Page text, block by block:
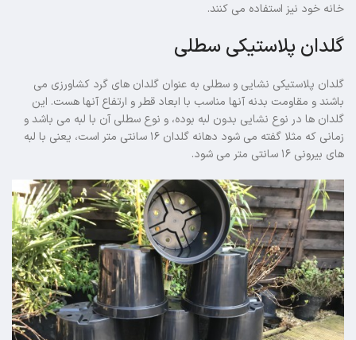
خانه خود نیز استفاده می کنند.
گلدان پلاستیکی سطلی
گلدان پلاستیکی نشایی و سطلی به عنوان گلدان های گرد کشاورزی می
باشند و مقاومت بدنه آنها مناسب با ابعاد قطر و ارتفاع آنها هست. این
گلدان ها در نوع نشایی بدون لبه بوده، و نوع سطلی آن با لبه می باشد و
زمانی که مثلا گفته می شود دهانه گلدان ۱۶ سانتی متر است، یعنی با لبه
های بیرونی ۱۶ سانتی متر می شود.